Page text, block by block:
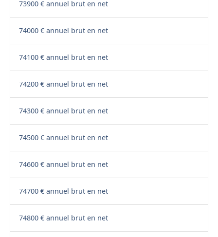
73900 € annuel brut en net
74000 € annuel brut en net
74100 € annuel brut en net
74200 € annuel brut en net
74300 € annuel brut en net
74500 € annuel brut en net
74600 € annuel brut en net
74700 € annuel brut en net
74800 € annuel brut en net